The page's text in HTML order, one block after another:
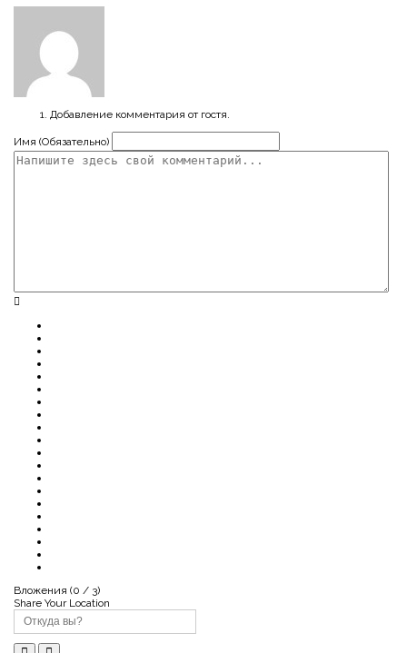
Добавление комментария от гостя.
Имя (Обязательно)
Вложения (0 / 3)
Share Your Location